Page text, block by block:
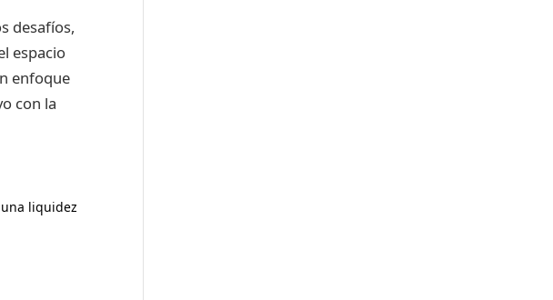
desafíos,
espacio
enfoque
con la
liquidez